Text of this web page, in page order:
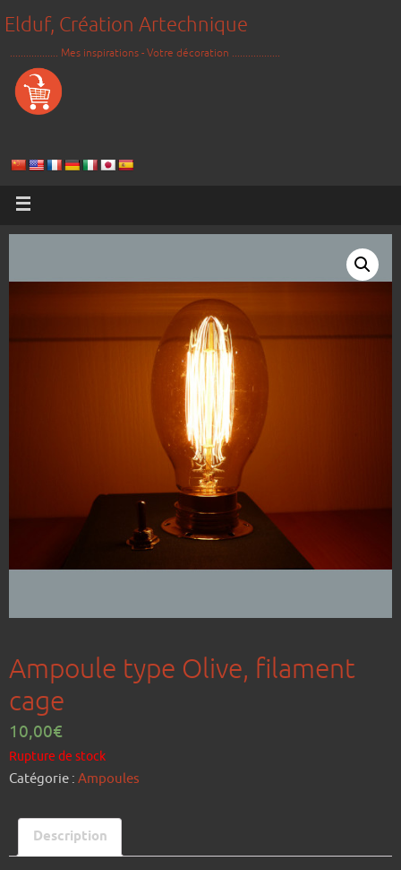
Elduf, Création Artechnique
.................. Mes inspirations - Votre décoration ..................
Ampoule type Olive, filament
cage
10,00€
Rupture de stock
Catégorie : Ampoules
Description